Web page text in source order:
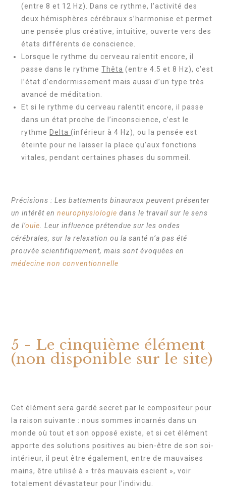
(entre 8 et 12 Hz). Dans ce rythme, l’activité des
deux hémisphères cérébraux s’harmonise et permet
une pensée plus créative, intuitive, ouverte vers des
états différents de conscience.
Lorsque le rythme du cerveau ralentit encore, il
passe dans le rythmeThêta (entre 4.5 et 8 Hz), c’est
l’état d’endormissement mais aussi d’un type très
avancé de méditation.
Et si le rythme du cerveau ralentit encore, il passe
dans un état proche de l’inconscience, c’est le
rythme Delta(inférieur à 4 Hz), ou la pensée est
éteinte pour ne laisser la place qu’aux fonctions
vitales, pendant certaines phases du sommeil.
Précisions : Les battements binauraux peuvent présenter
un intérêt enneurophysiologie dans le travail sur le sens
de l’ouïe . Leur influence prétendue sur les ondes
cérébrales, sur la relaxation ou la santé n’a pas été
prouvée scientifiquement, mais sont évoquées en
médecine non conventionnelle
5 - Le cinquième élément
(non disponible sur le site)
Cet élément sera gardé secret par le compositeur pour
la raison suivante : nous sommes incarnés dans un
monde où tout et son opposé existe, et si cet élément
apporte des solutions positives au bien-être de son soi-
intérieur, il peut être également, entre de mauvaises
mains, être utilisé à « très mauvais escient », voir
totalement dévastateur pour l’individu.